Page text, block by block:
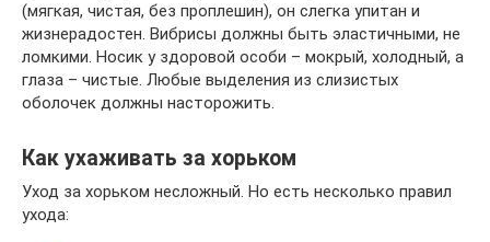
(мягкая, чистая, без проплешин), он слегка упитан и
жизнерадостен. Вибрисы должны быть эластичными, не
ломкими. Носик у здоровой особи – мокрый, холодный, а
глаза – чистые. Любые выделения из слизистых
оболочек должны насторожить.
Как ухаживать за хорьком
Уход за хорьком несложный. Но есть несколько правил
ухода: